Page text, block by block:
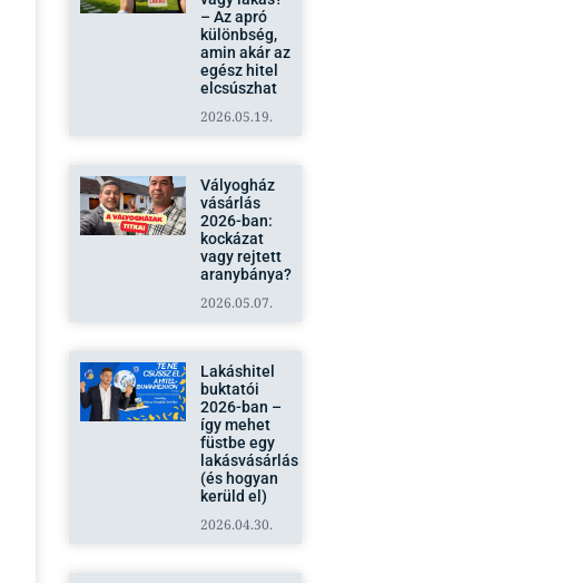
– Az apró
különbség,
amin akár az
egész hitel
elcsúszhat
2026.05.19.
Vályogház
vásárlás
2026-ban:
kockázat
vagy rejtett
aranybánya?
2026.05.07.
Lakáshitel
buktatói
2026-ban –
így mehet
füstbe egy
lakásvásárlás
(és hogyan
kerüld el)
2026.04.30.